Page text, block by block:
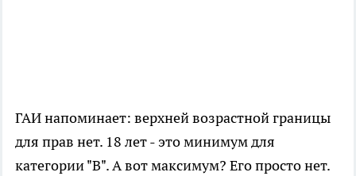
ГАИ напоминает: верхней возрастной границы
для прав нет. 18 лет - это минимум для
категории "B". А вот максимум? Его просто нет.